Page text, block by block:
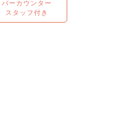
バーカウンター
スタッフ付き